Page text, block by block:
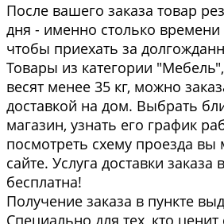
После вашего заказа товар
дня - именно столько времени
чтобы приехать за
Товары из категории
весят менее 35 кг, можно
доставкой на дом. Выбрать
магазин, узнать его график
посмотреть схему проезда
сайте. Услуга доставки заказа
бесплатна!
Получение заказа в пункте